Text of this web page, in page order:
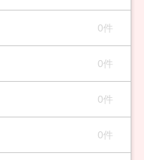
0件
0件
0件
0件